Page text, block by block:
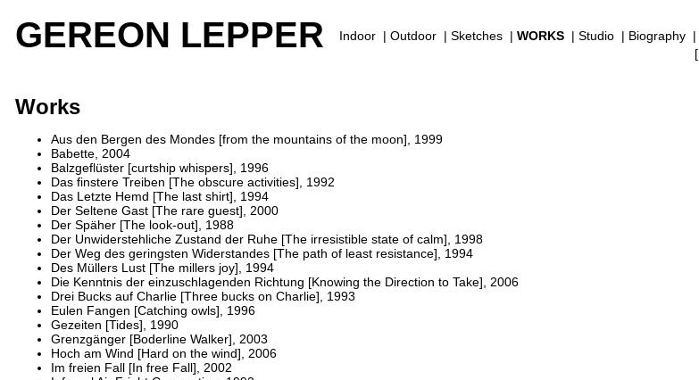
GEREON LEPPER Indoor | Outdoor | Sketches | WORKS | Studio | Biography |
[
Works
Aus den Bergen des Mondes [from the mountains of the moon], 1999
Babette, 2004
Balzgeflüster [curtship whispers], 1996
Das finstere Treiben [The obscure activities], 1992
Das Letzte Hemd [The last shirt], 1994
Der Seltene Gast [The rare guest], 2000
Der Späher [The look-out], 1988
Der Unwiderstehliche Zustand der Ruhe [The irresistible state of calm], 1998
Der Weg des geringsten Widerstandes [The path of least resistance], 1994
Des Müllers Lust [The millers joy], 1994
Die Kenntnis der einzuschlagenden Richtung [Knowing the Direction to Take], 2006
Drei Bucks auf Charlie [Three bucks on Charlie], 1993
Eulen Fangen [Catching owls], 1996
Gezeiten [Tides], 1990
Grenzgänger [Boderline Walker], 2003
Hoch am Wind [Hard on the wind], 2006
Im freien Fall [In free Fall], 2002